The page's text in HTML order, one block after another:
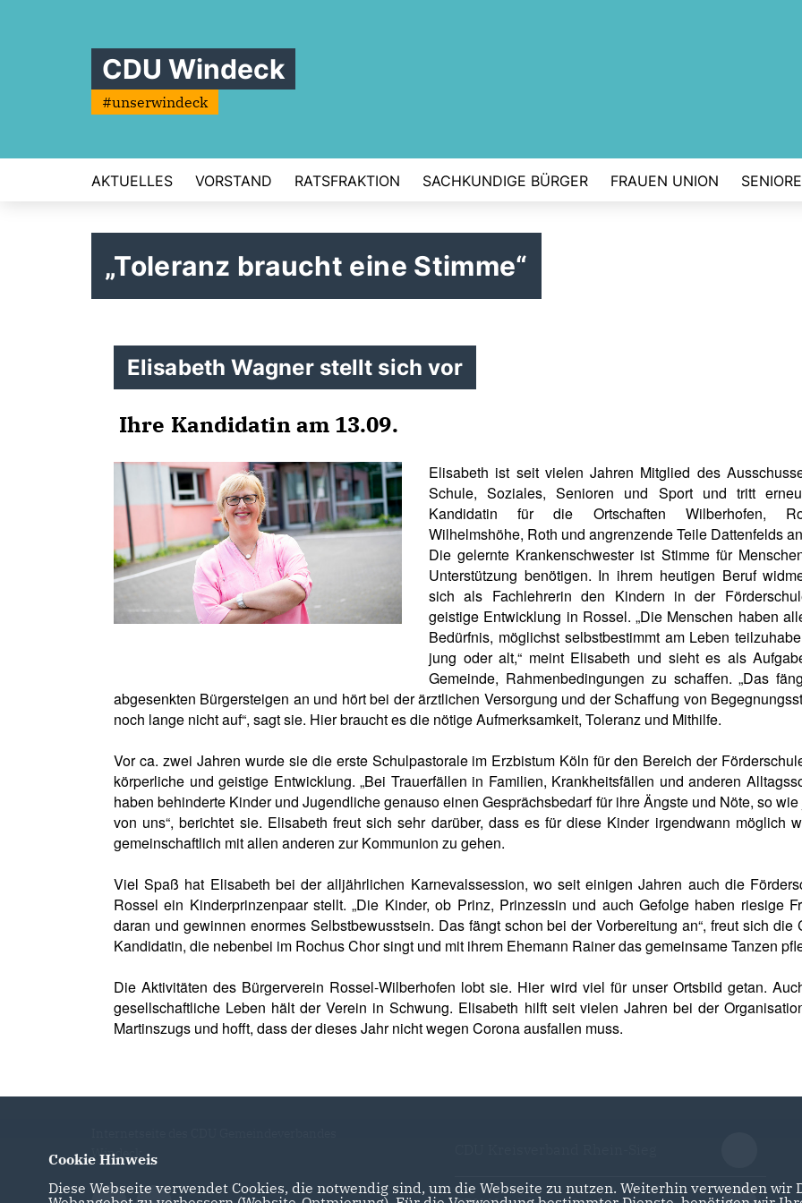
CDU Windeck
#unserwindeck
AKTUELLES VORSTAND RATSFRAKTION SACHKUNDIGE BÜRGER FRAUEN UNION
Toleranz braucht eine Stimme“
Elisabeth Wagner stellt sich vor
Ihre Kandidatin am 13.09.
Elisabeth ist seit vielen Jahren Mitglied des
Schule, Soziales, Senioren und Sport und tritt
Kandidatin für die Ortschaften Wilberhofen,
Wilhelmshöhe, Roth und angrenzende Teile Dattenfelds
Die gelernte Krankenschwester ist Stimme für
Unterstützung benötigen. In ihrem heutigen Beruf
sich als Fachlehrerin den Kindern in der
geistige Entwicklung in Rossel. „Die Menschen haben
Bedürfnis, möglichst selbstbestimmt am Leben
jung oder alt,“ meint Elisabeth und sieht es als
Gemeinde, Rahmenbedingungen zu schaffen. „Das
abgesenkten Bürgersteigen an und hört bei der ärztlichen Versorgung und der Schaffung von
noch lange nicht auf“, sagt sie. Hier braucht es die nötige Aufmerksamkeit, Toleranz und Mithilfe.
Vor ca. zwei Jahren wurde sie die erste Schulpastorale im Erzbistum Köln für den Bereich der
körperliche und geistige Entwicklung. „Bei Trauerfällen in Familien, Krankheitsfällen und anderen
haben behinderte Kinder und Jugendliche genauso einen Gesprächsbedarf für ihre Ängste und Nöte, so
von uns“, berichtet sie. Elisabeth freut sich sehr darüber, dass es für diese Kinder irgendwann möglich
gemeinschaftlich mit allen anderen zur Kommunion zu gehen.
Viel Spaß hat Elisabeth bei der alljährlichen Karnevalssession, wo seit einigen Jahren auch die
Rossel ein Kinderprinzenpaar stellt. „Die Kinder, ob Prinz, Prinzessin und auch Gefolge haben riesige
daran und gewinnen enormes Selbstbewusstsein. Das fängt schon bei der Vorbereitung an“, freut sich die
Kandidatin, die nebenbei im Rochus Chor singt und mit ihrem Ehemann Rainer das gemeinsame Tanzen
Die Aktivitäten des Bürgerverein Rossel-Wilberhofen lobt sie. Hier wird viel für unser Ortsbild getan.
gesellschaftliche Leben hält der Verein in Schwung. Elisabeth hilft seit vielen Jahren bei der
Martinszugs und hofft, dass der dieses Jahr nicht wegen Corona ausfallen muss.
Windeck
Cookie Hinweis
Diese Webseite verwendet Cookies, die notwendig sind, um die Webseite zu nutzen. Weiterhin verwenden